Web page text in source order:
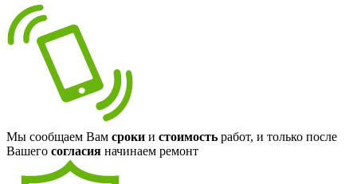
Мы сообщаем Вам сроки и стоимость работ, и только после
Вашего согласия начинаем ремонт